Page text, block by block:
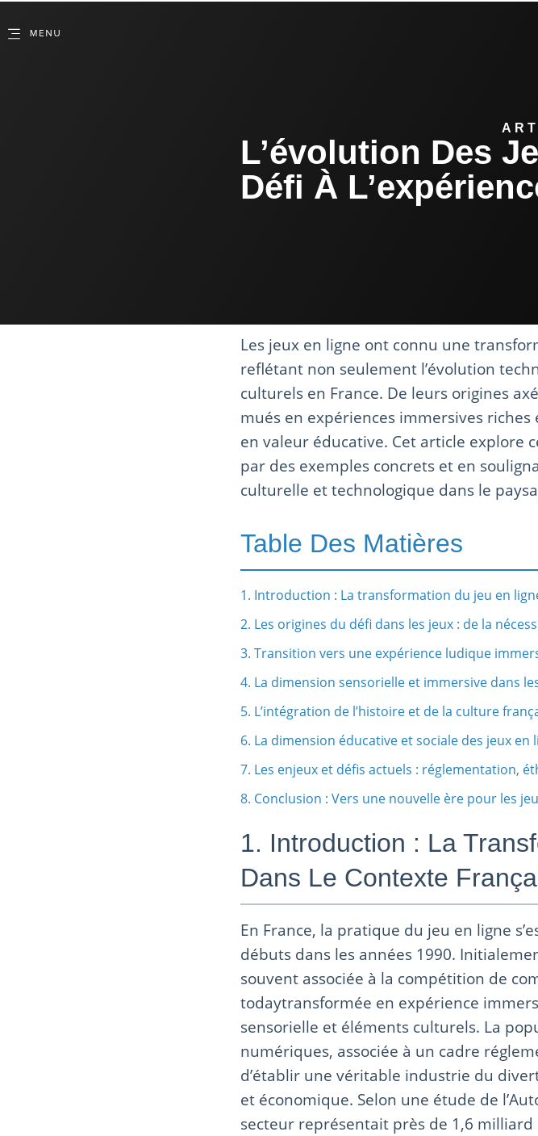
L’évolution Des
Défi À
Les jeux en ligne ont connu une
reflétant non seulement l’évolution
culturels en France. De leurs origines
mués en expériences immersives
en valeur éducative. Cet article explore
par des exemples concrets et en
culturelle et technologique dans le
Table Des Matières
1. Introduction : La transformation du jeu en
2. Les origines du défi dans les jeux : de la
3. Transition vers une expérience ludique
4. La dimension sensorielle et immersive dans
5. L’intégration de l’histoire et de la culture
6. La dimension éducative et sociale des jeux en
7. Les enjeux et défis actuels : réglementation,
8. Conclusion : Vers une nouvelle ère pour les
1. Introduction : La
Dans Le Contexte
En France, la pratique du jeu en ligne
débuts dans les années 1990.
souvent associée à la compétition de
todaytransformée en expérience
sensorielle et éléments culturels. La
numériques, associée à un cadre
d’établir une véritable industrie du
et économique. Selon une étude de
secteur représentait près de 1,6 milliard